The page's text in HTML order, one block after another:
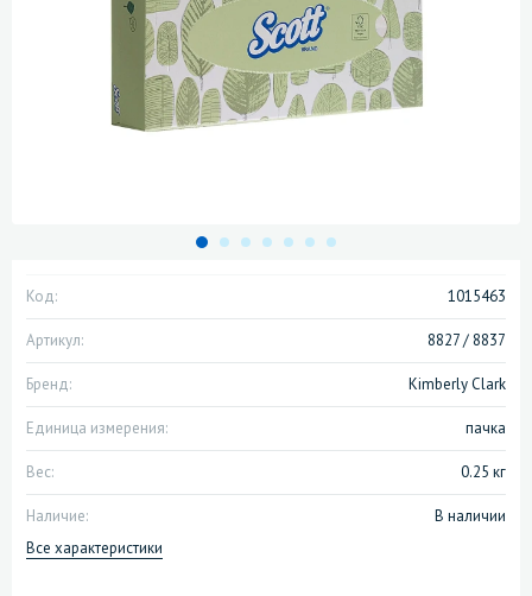
Код: 1015463
Артикул: 8827 / 8837
Бренд: Kimberly Clark
Единица измерения: пачка
Вес: 0.25 кг
Наличие:
В наличии
Все характеристики